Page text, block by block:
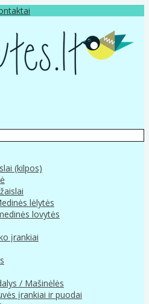
(kilpos)
lėlytės
lovytės
įrankiai
/ Mašinėlės
įrankiai ir puodai